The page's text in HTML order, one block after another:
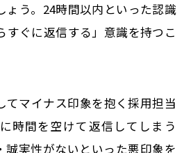
ょう。24時間以内といった認識
すぐに返信する」意識を持つこ
てマイナス印象を抱く採用担当
時間を空けて返信してしまう
誠実性がないといった悪印象を